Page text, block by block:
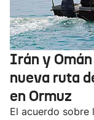
Irán y Omán
nueva ruta
en Ormuz
El acuerdo sobre